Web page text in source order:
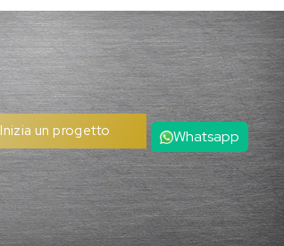
Inizia un progetto Whatsapp